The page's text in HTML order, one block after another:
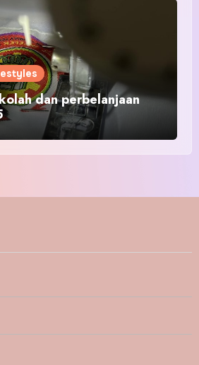
dan perbelanjaan